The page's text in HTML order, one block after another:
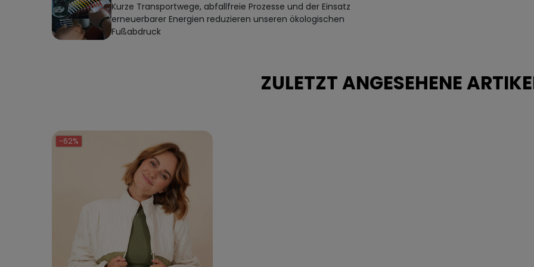
Kurze Transportwege, abfallfreie Prozesse und der Einsatz
erneuerbarer Energien reduzieren unseren ökologischen
Fußabdruck
ZULETZT ANGESEHENE
-62%